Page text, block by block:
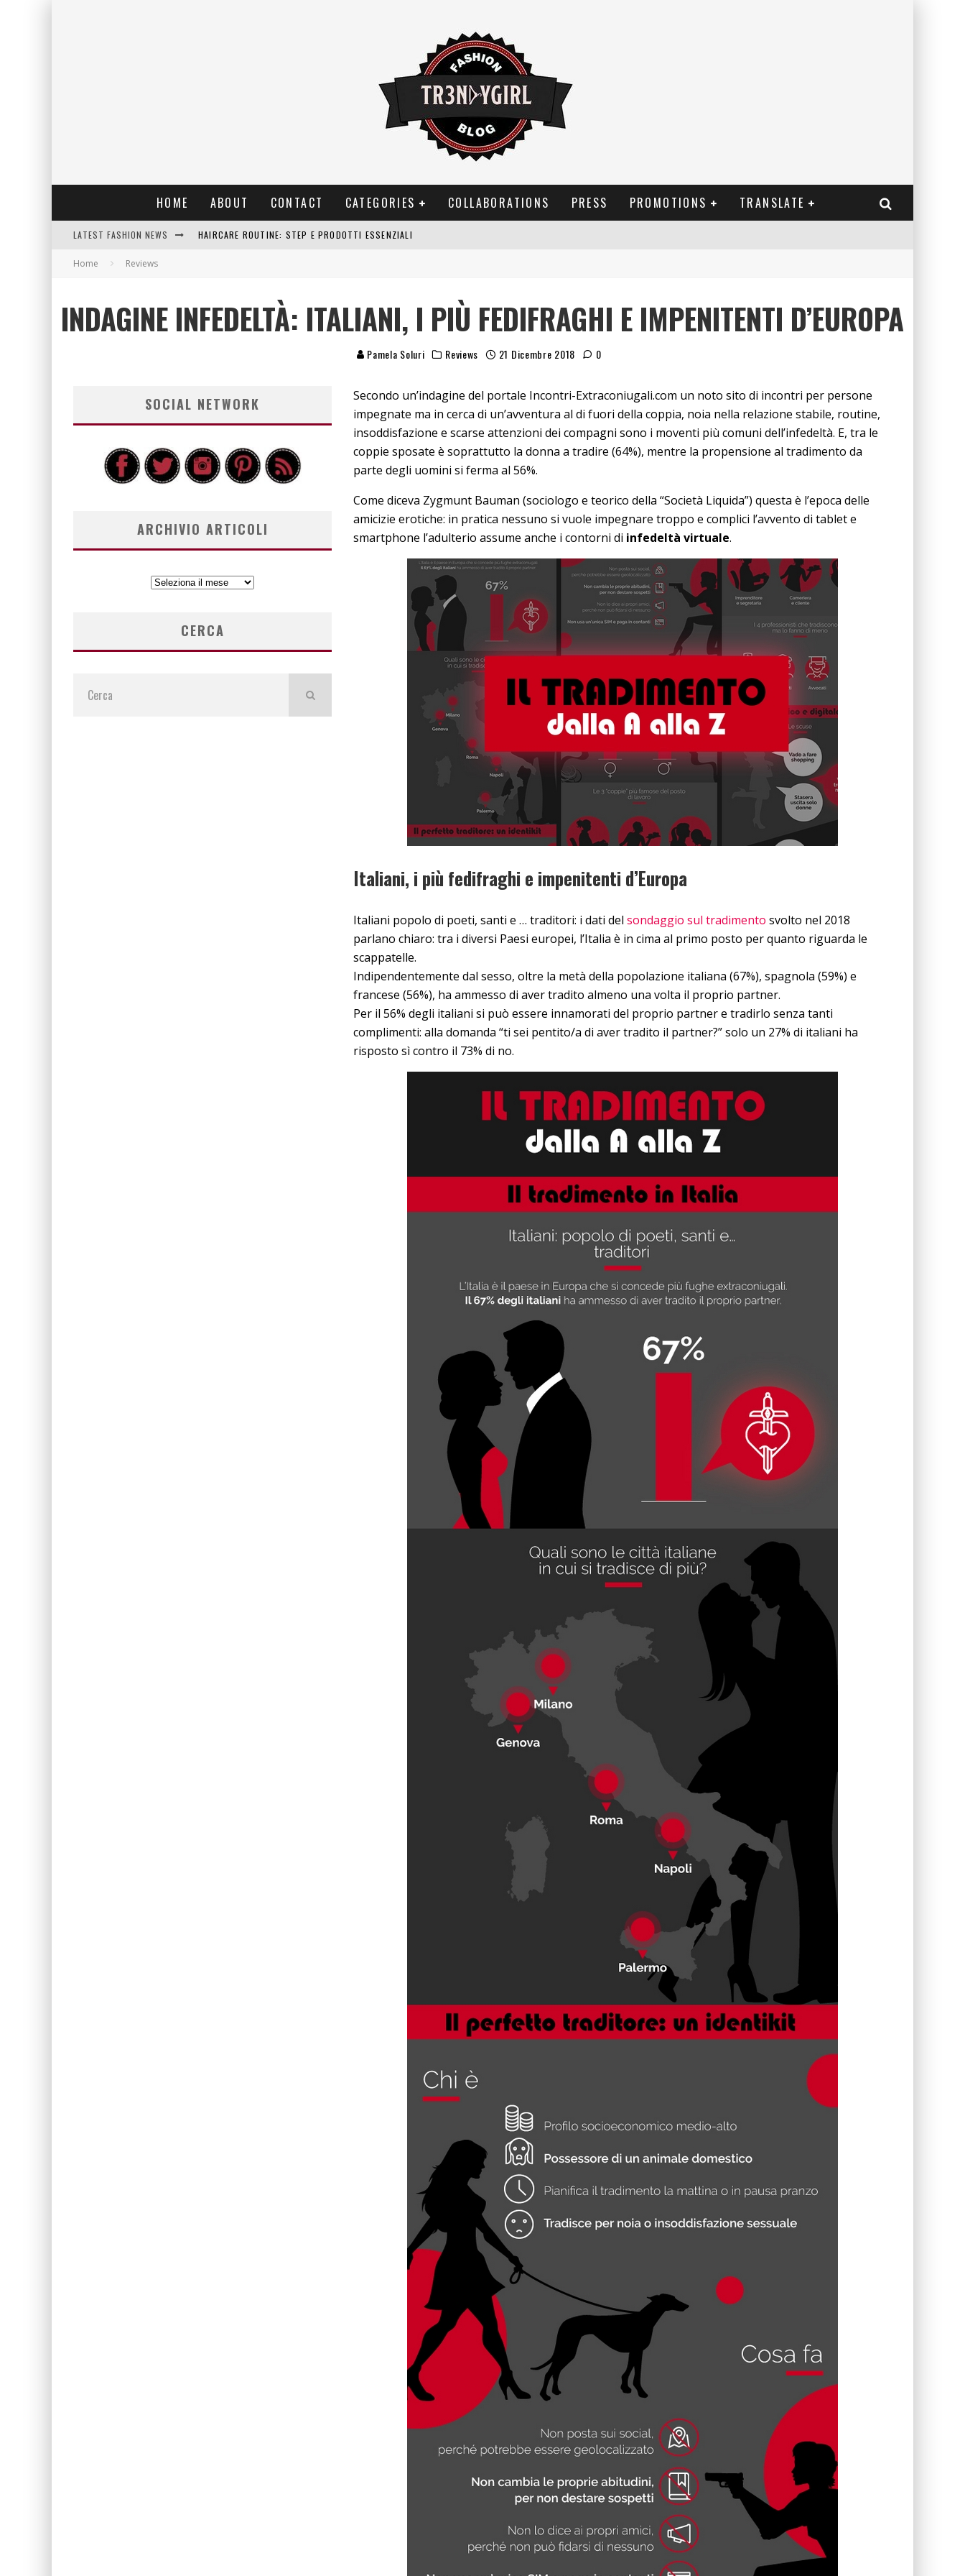
HOME ABOUT CONTACT CATEGORIES COLLABORATIONS PRESS PROMOTIONS TRANSLATE
LATEST FASHION NEWS HAIRCARE ROUTINE: STEP E PRODOTTI ESSENZIALI
DETTAGLI INTRAMONTABILI NEI COSTUMI DA BAGNO DA DONNA: COSA NON PASSA MAI DI MODA?
Home Reviews
INDAGINE INFEDELTÀ: ITALIANI, I PIÙ FEDIFRAGHI E IMPENITENTI D’EUROPA
Pamela Soluri Reviews 21 Dicembre 2018 0
Secondo un’indagine del portale Incontri-Extraconiugali.com un noto sito di incontri per persone
impegnate ma in cerca di un’avventura al di fuori della coppia, noia nella relazione stabile, routine,
insoddisfazione e scarse attenzioni dei compagni sono i moventi più comuni dell’infedeltà. E, tra le
coppie sposate è soprattutto la donna a tradire (64%), mentre la propensione al tradimento da
parte degli uomini si ferma al 56%.
Come diceva Zygmunt Bauman (sociologo e teorico della “Società Liquida”) questa è l’epoca delle
amicizie erotiche: in pratica nessuno si vuole impegnare troppo e complici l’avvento di tablet e
smartphone l’adulterio assume anche i contorni di infedeltà virtuale.
Italiani, i più fedifraghi e impenitenti d’Europa
Italiani popolo di poeti, santi e … traditori: i dati del sondaggio sul tradimento svolto nel 2018
parlano chiaro: tra i diversi Paesi europei, l’Italia è in cima al primo posto per quanto riguarda le
scappatelle.
Indipendentemente dal sesso, oltre la metà della popolazione italiana (67%), spagnola (59%) e
francese (56%), ha ammesso di aver tradito almeno una volta il proprio partner.
Per il 56% degli italiani si può essere innamorati del proprio partner e tradirlo senza tanti
complimenti: alla domanda “ti sei pentito/a di aver tradito il partner?” solo un 27% di italiani ha
risposto sì contro il 73% di no.
SOCIAL NETWORK
ARCHIVIO ARTICOLI
ARCHIVIO
CERCA